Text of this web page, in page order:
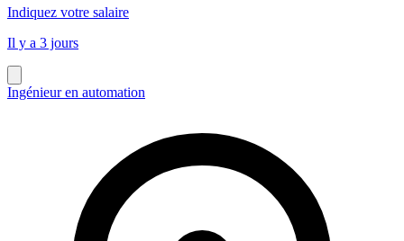
Indiquez votre salaire
Il y a 3 jours
Ingénieur en automation